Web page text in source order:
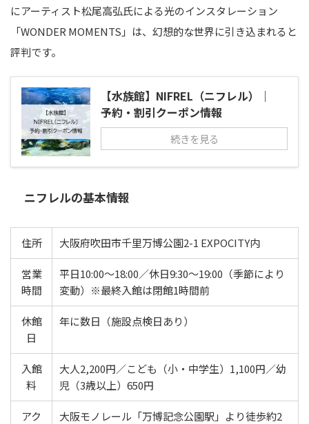
にアーティスト松尾高弘氏による光のインスタレーション
「WONDER MOMENTS」は、幻想的な世界に引き込まれると
評判です。
【水族館】NIFREL（ニフレル）｜
予約・割引クーポン情報
続きを見る
ニフレルの基本情報
住所 大阪府吹田市千里万博公園2-1 EXPOCITY内
営業
時間
平日10:00〜18:00／休日9:30〜19:00（季節により
変動）※最終入館は閉館1時間前
休館
日
年に数日（施設点検日あり）
入館
料
大人2,200円／こども（小・中学生）1,100円／幼
児（3歳以上）650円
アク
大阪モノレール「万博記念公園駅」より徒歩約2